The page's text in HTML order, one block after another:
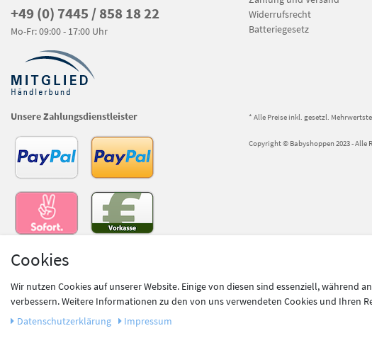
+49 (0) 7445 / 858 18 22
Mo-Fr: 09:00 - 17:00 Uhr
Widerrufsrecht
Batteriegesetz
Unsere Zahlungsdienstleister
Unsere Versanddienstleister
* Alle Preise inkl. gesetzl.
Copyright © Babyshoppen 2023 - Alle
Cookies
Wir nutzen Cookies auf unserer Website. Einige von diesen sind essenziell, während
verbessern. Weitere Informationen zu den von uns verwendeten Cookies und Ihren
Daten­schutz­erklärung
Impressum